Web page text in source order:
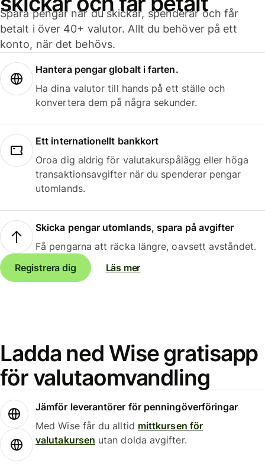
Spara pengar när du skickar, spenderar och får
betalt i över 40+ valutor. Allt du behöver på ett
konto, när det behövs.
Hantera pengar globalt i farten.
Ha dina valutor till hands på ett ställe och
konvertera dem på några sekunder.
Ett internationellt bankkort
Oroa dig aldrig för valutakurspålägg eller höga
transaktionsavgifter när du spenderar pengar
utomlands.
Skicka pengar utomlands, spara på avgifter
Få pengarna att räcka längre, oavsett avståndet.
Registrera dig
Läs mer
Ladda ned Wise gratisapp
för valutaomvandling
Jämför leverantörer för penningöverföringar
Med Wise får du alltid mittkursen för
valutakursen utan dolda avgifter.